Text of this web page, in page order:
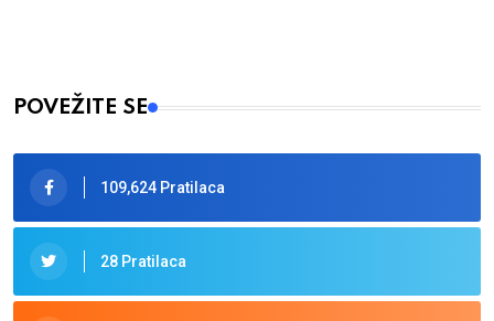
POVEŽITE SE
109,624 Pratilaca
28 Pratilaca